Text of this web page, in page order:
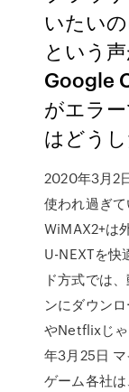
いたい
という
Google
がエラ
はどう
2020年3月2
使われ過ぎて
WiMAX2+は
U-NEXTを快
ド方式では
ンにダウン
やNetflixじ
年3月25日
ゲーム各社